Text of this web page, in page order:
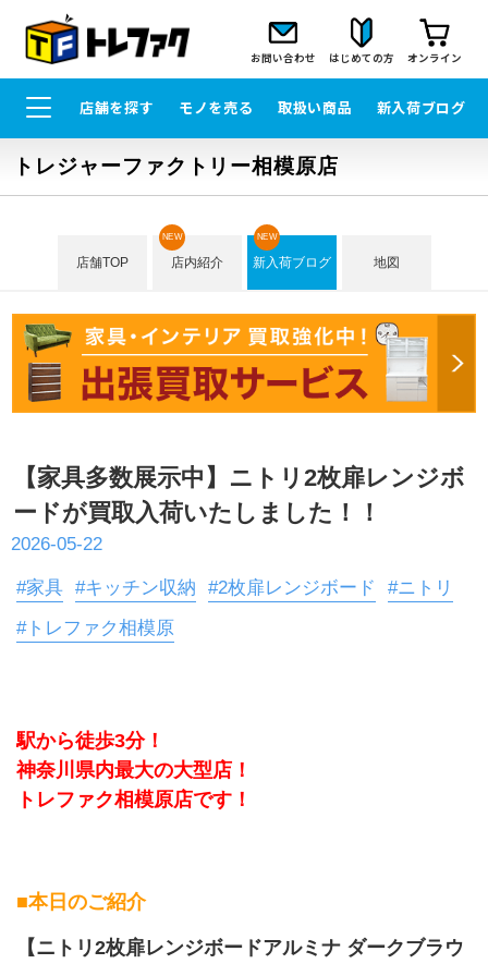
お問い合わせ はじめての方 オンライン
店舗を探す モノを売る 取扱い商品 新入荷ブログ
トレジャーファクトリー相模原店
店舗TOP 店内紹介
NEW
新入荷ブログ
NEW
地図
【家具多数展示中】ニトリ2枚扉レンジボ
ードが買取入荷いたしました！！
2026-05-22
#家具 #キッチン収納 #2枚扉レンジボード
#ニトリ
#トレファク相模原
駅から徒歩3分！
神奈川県内最大の大型店！
トレファク相模原店です！
■本日のご紹介
【ニトリ2枚扉レンジボードアルミナ ダークブラウ